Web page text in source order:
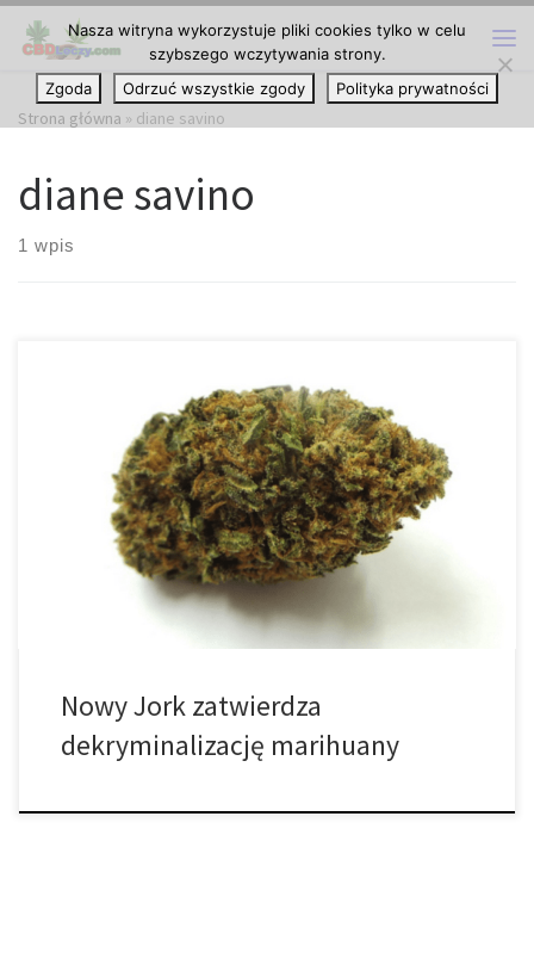
Przejdź do treści
Strona główna » diane savino
diane savino
1 wpis
Po nieudanych wysiłkach na rzecz zalegalizowania cannabis,
prawodawcy w Nowym Jorku głosowali za wyeliminowaniem kar
kryminalnych za publiczne posiadanie oraz stosowanie marihuany.
Ustawa zmniejszyłaby zarzuty karne niskiego poziomu za
nielegalne posiadanie marihuany do zwykłego naruszenia, które
wiąże się z grzywną podobną do mandatu za parkowanie. Kara
wynosiłaby 50 dolarów amerykańskich […]
Nowy Jork zatwierdza
dekryminalizację marihuany
Nasza witryna wykorzystuje pliki cookies tylko w celu
szybszego wczytywania strony.
Zgoda
Odrzuć wszystkie zgody Polityka prywatności